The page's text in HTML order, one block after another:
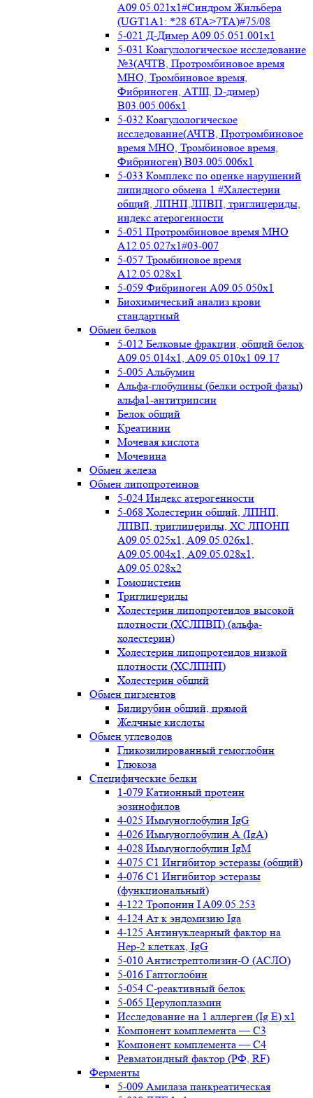
A09.05.021x1#Синдром Жильбера
(UGT1A1: *28 6TA>7TA)#75/08
5-021 Д-Димер А09.05.051.001x1
5-031 Коагулологическое исследование
№3(АЧТВ, Протромбиновое время
МНО, Тромбиновое время,
Фибриноген, АТIII, D-димер)
B03.005.006x1
5-032 Коагулологическое
исследование(АЧТВ, Протромбиновое
время МНО, Тромбиновое время,
Фибриноген) B03.005.006x1
5-033 Комплекс по оценке нарушений
липидного обмена 1 #Халестерин
общий, ЛПНП,ЛПВП, триглицериды,
индекс атерогенности
5-051 Протромбиновое время МНО
А12.05.027x1#03-007
5-057 Тромбиновое время
А12.05.028x1
5-059 Фибриноген А09.05.050x1
Биохимический анализ крови
стандартный
Обмен белков
5-012 Белковые фракции, общий белок
А09.05.014х1, А09.05.010х1 09.17
5-005 Альбумин
Альфа-глобулины (белки острой фазы)
альфа1-антитрипсин
Белок общий
Креатинин
Мочевая кислота
Мочевина
Обмен железа
Обмен липопротеинов
5-024 Индекс атерогенности
5-068 Холестерин общий, ЛПНП,
ЛПВП, триглицериды, ХС ЛПОНП
А09.05.025x1, A09.05.026х1,
А09.05.004х1, А09.05.028х1,
А09.05.028х2
Гомоцистеин
Триглицериды
Холестерин липопротеидов высокой
плотности (ХСЛПВП) (альфа-
холестерин)
Холестерин липопротеидов низкой
плотности (ХСЛПНП)
Холестерин общий
Обмен пигментов
Билирубин общий, прямой
Желчные кислоты
Обмен углеводов
Гликозилированный гемоглобин
Глюкоза
Специфические белки
1-079 Катионный протеин
эозинофилов
4-025 Иммуноглобулин IgG
4-026 Иммуноглобулин А (IgA)
4-028 Иммуноглобулин IgM
4-075 С1 Ингибитор эстеразы (общий)
4-076 С1 Ингибитор эстеразы
(функциональный)
4-122 Тропонин I A09.05.253
4-124 Ат к эндомизию Iga
4-125 Антинуклеарный фактор на
Нер-2 клетках, IgG
5-010 Антистрептолизин-О (АСЛО)
5-016 Гаптоглобин
5-054 С-реактивный белок
5-065 Церулоплазмин
Исследование на 1 аллерген (Ig E) x1
Компонент комплемента — С3
Компонент комплемента — С4
Ревматоидный фактор (РФ, RF)
Ферменты
5-009 Амилаза панкреатическая